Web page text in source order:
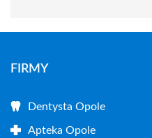
FIRMY
Dentysta Opole
Apteka Opole